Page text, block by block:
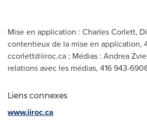
Mise en application : Charles Corlett,
contentieux de la mise en application,
ccorlett@iiroc.ca ; Médias : Andrea
relations avec les médias, 416 943-
Liens connexes
www.iiroc.ca